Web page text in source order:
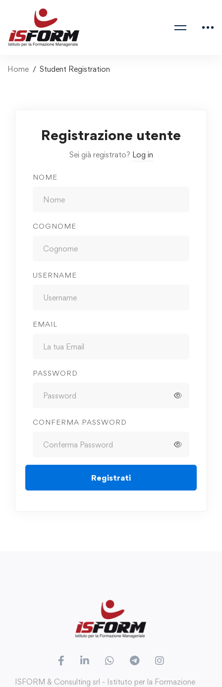
Home Student Registration
Registrazione utente
Sei già registrato? Log in
NOME
COGNOME
USERNAME
EMAIL
PASSWORD
CONFERMA PASSWORD
Registrati
ISFORM & Consulting srl - Istituto per la Formazione